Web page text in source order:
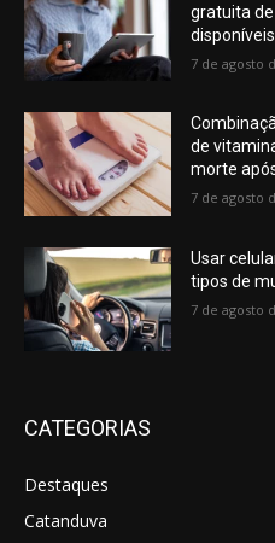
gratuita
disponíveis
7 de agosto
de
morte
7 de agosto
Usar
tipos de
7 de agosto
CATEGORIAS
Destaques
Catanduva